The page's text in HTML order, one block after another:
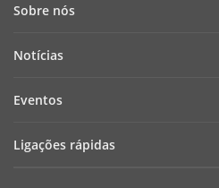
Sobre nós
Cibersegurança
Notícias
Histórias de sucesso
Eventos
Ligações rápidas